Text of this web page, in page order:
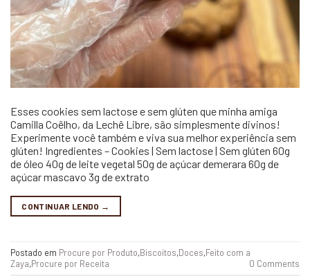
Esses cookies sem lactose e sem glúten que minha amiga
Camilla Coêlho, da Lechê Libre, são simplesmente divinos!
Experimente você também e viva sua melhor experiência sem
glúten! Ingredientes – Cookies | Sem lactose | Sem glúten 60g
de óleo 40g de leite vegetal 50g de açúcar demerara 60g de
açúcar mascavo 3g de extrato
CONTINUAR LENDO →
Postado em Procure por Produto,Biscoitos,Doces,Feito com a
Zaya,Procure por Receita 0 Comments